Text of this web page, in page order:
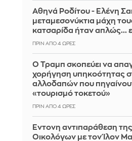
Αθηνά Ροδίτου - Ελένη
μεταμεσονύκτια μάχη
κατσαρίδα ήταν απλώς...
ΠΡΙΝ ΑΠΌ 4 ΏΡΕΣ
Ο Τραμπ σκοπεύει να
χορήγηση υπηκοότητας
αλλοδαπών που
«τουρισμό τοκετού»
ΠΡΙΝ ΑΠΌ 4 ΏΡΕΣ
Έντονη αντιπαράθεση
Οικολόγων με τον Ίλον